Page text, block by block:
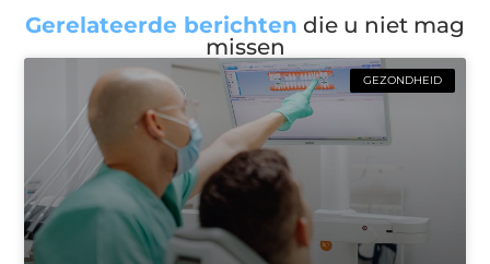
Gerelateerde berichten die u niet mag
missen
GEZONDHEID